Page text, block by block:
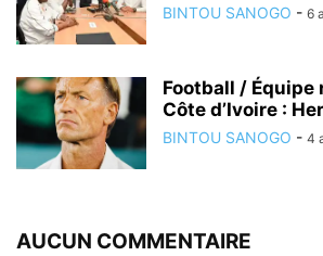
BINTOU SANOGO - 6
Football / Équipe
Côte d’Ivoire :
BINTOU SANOGO - 4
AUCUN COMMENTAIRE